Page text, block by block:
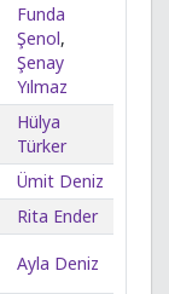
Funda
Şenol,
Şenay
Yılmaz
Hülya
Türker
Ümit Deniz
Rita Ender
Ayla Deniz